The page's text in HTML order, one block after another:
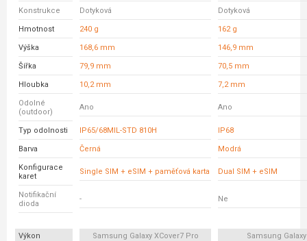
Konstrukce Dotyková Dotyková
Hmotnost 240 g 162 g
Výška 168,6 mm 146,9 mm
Šířka 79,9 mm 70,5 mm
Hloubka 10,2 mm 7,2 mm
Odolné
(outdoor)
Ano Ano
Typ odolnosti IP65/68MIL-STD 810H IP68
Barva Černá Modrá
Konfigurace
karet
Single SIM + eSIM + paměťová karta Dual SIM + eSIM
Notifikační
dioda
- Ne
Výkon Samsung Galaxy XCover7 Pro
Samsung Galaxy